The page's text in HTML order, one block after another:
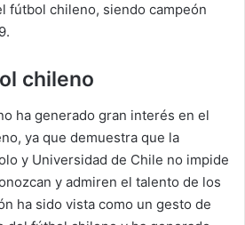
fútbol chileno, siendo campeón
chileno
ha generado gran interés en el
ya que demuestra que la
y Universidad de Chile no impide
y admiren el talento de los
ha sido vista como un gesto de